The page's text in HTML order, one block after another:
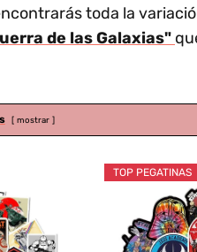
toda la
de las Galaxias"
mostrar
TOP PEGATINAS